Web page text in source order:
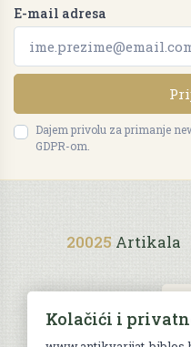
E-mail adresa
Dajem privolu za primanje
GDPR-om.
20025 Artikala
Kolačići i